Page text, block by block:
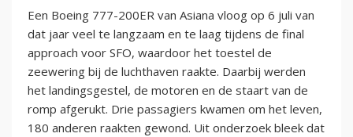
Een Boeing 777-200ER van Asiana vloog op 6 juli van
dat jaar veel te langzaam en te laag tijdens de final
approach voor SFO, waardoor het toestel de
zeewering bij de luchthaven raakte. Daarbij werden
het landingsgestel, de motoren en de staart van de
romp afgerukt. Drie passagiers kwamen om het leven,
180 anderen raakten gewond. Uit onderzoek bleek dat